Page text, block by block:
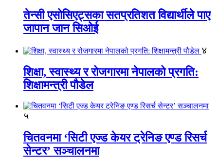
तेन्सी एसोसिएट्सका सतप्रतिशत विद्यार्थीले पाए
जापान जान सिओई
४
शिक्षा, स्वास्थ्य र रोजगारमा नेपालको प्रगति:
शिक्षामन्त्री पौडेल
५
चितवनमा ‘सिटी एज्ड केयर ट्रेनिङ एण्ड रिसर्च
सेन्टर’ सञ्चालनमा